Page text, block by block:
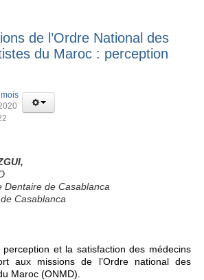
de l’Ordre National des
du Maroc : perception
Dentaire de Casablanca
Casablanca
perception et la satisfaction des médecins
aux missions de l’Ordre national des
Maroc (ONMD).